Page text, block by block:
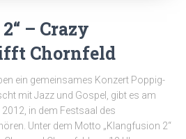
– Crazy
Chornfeld
ein gemeinsames Konzert Poppig-
mit Jazz und Gospel, gibt es am
in dem Festsaal des
Unter dem Motto „Klangfusion 2“